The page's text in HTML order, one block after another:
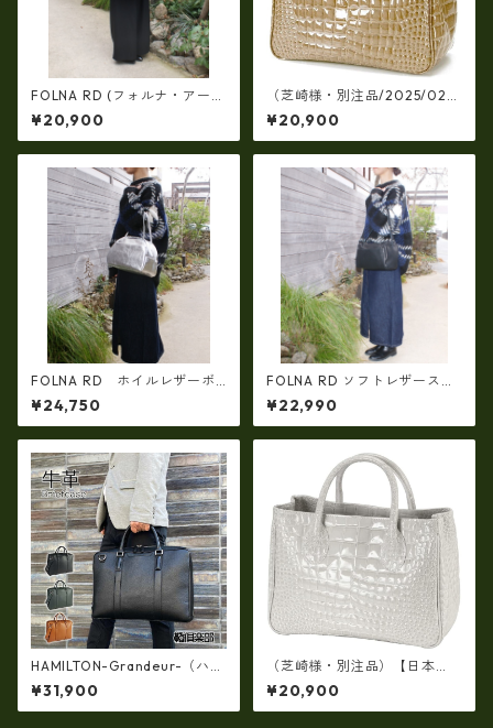
FOLNA RD (フォルナ・アール
ディー)日本製 ホイルレザー
ブガッティボストンバッグ(シ
ルバー） FOLNA RD 083
¥20,900
（芝崎様・別注品/2025/02/1
4）【日本製】牛革エナメルク
ロコ型押し・角型手提げパー
ティバッグ(牛革製品）ir-663
¥20,900
FOLNA RD ホイルレザーボ
ストンバッグ M-SIZE SILVE
R fo- 083339
¥24,750
FOLNA RD ソフトレザースク
エアワンショルダーバッグ f-r
d-08334
¥22,990
HAMILTON-Grandeur-（ハミ
ルトン グランジャー）牛革ビ
ジネスバッグ hn-26713
¥31,900
（芝崎様・別注品）【日本
製】牛革エナメルクロコ型押
し・角型手提げパーティバッ
グ(牛革製品）ir-663
¥20,900